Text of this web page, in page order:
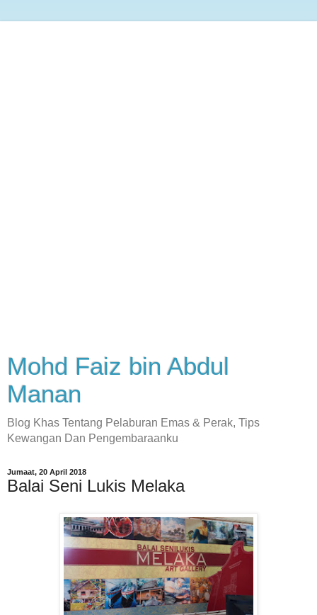
Mohd Faiz bin Abdul
Manan
Blog Khas Tentang Pelaburan Emas & Perak, Tips
Kewangan Dan Pengembaraanku
Jumaat, 20 April 2018
Balai Seni Lukis Melaka